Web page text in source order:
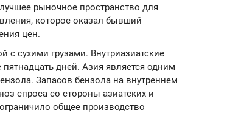
рыночное пространство для
которое оказал бывший
цен.
с сухими грузами. Внутриазиатские
дней. Азия является одним
Запасов бензола на внутреннем
спроса со стороны азиатских и
общее производство